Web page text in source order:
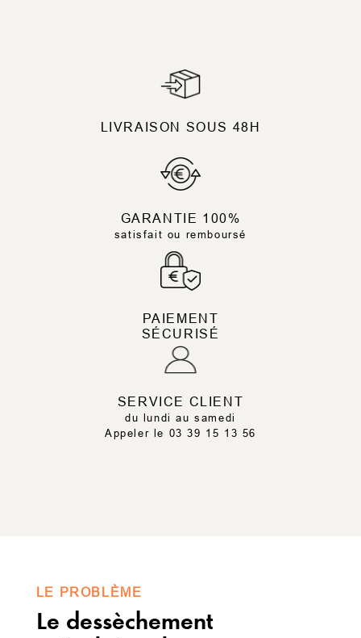
LIVRAISON SOUS 48H
GARANTIE 100%
satisfait ou remboursé
PAIEMENT
SÉCURISÉ
SERVICE CLIENT
du lundi au samedi
Appeler le 03 39 15 13 56
LE PROBLÈME
Le dessèchement